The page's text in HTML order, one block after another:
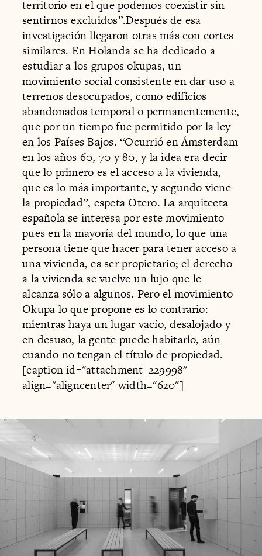
territorio en el que podemos coexistir sin
sentirnos excluidos”.Después de esa
investigación llegaron otras más con cortes
similares. En Holanda se ha dedicado a
estudiar a los grupos okupas, un
movimiento social consistente en dar uso a
terrenos desocupados, como edificios
abandonados temporal o permanentemente,
que por un tiempo fue permitido por la ley
en los Países Bajos. “Ocurrió en Ámsterdam
en los años 60, 70 y 80, y la idea era decir
que lo primero es el acceso a la vivienda,
que es lo más importante, y segundo viene
la propiedad”, espeta Otero. La arquitecta
española se interesa por este movimiento
pues en la mayoría del mundo, lo que una
persona tiene que hacer para tener acceso a
una vivienda, es ser propietario; el derecho
a la vivienda se vuelve un lujo que le
alcanza sólo a algunos. Pero el movimiento
Okupa lo que propone es lo contrario:
mientras haya un lugar vacío, desalojado y
en desuso, la gente puede habitarlo, aún
cuando no tengan el título de propiedad.
[caption id="attachment_229998"
align="aligncenter" width="620"]